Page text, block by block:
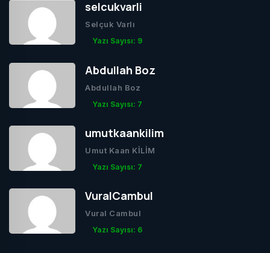
selcukvarli
Selçuk Varlı
Yazı Sayısı: 9
Abdullah Boz
Abdullah Boz
Yazı Sayısı: 7
umutkaankilim
Umut Kaan KİLİM
Yazı Sayısı: 7
VuralCambul
Vural Cambul
Yazı Sayısı: 6